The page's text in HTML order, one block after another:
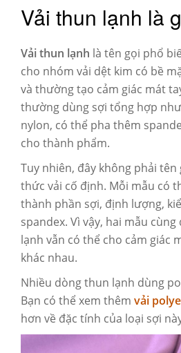
Vải thun lạnh là
Vải thun lạnh là tên gọi phổ
cho nhóm vải dệt kim có bề
và thường tạo cảm giác mát
thường dùng sợi tổng hợp
nylon, có thể pha thêm
cho thành phẩm.
Tuy nhiên, đây không phải
thức vải cố định. Mỗi mẫu có
thành phần sợi, định lượng,
spandex. Vì vậy, hai mẫu
lạnh vẫn có thể cho cảm giác
khác nhau.
Nhiều dòng thun lạnh dùng
Bạn có thể xem thêm vải
hơn về đặc tính của loại sợi